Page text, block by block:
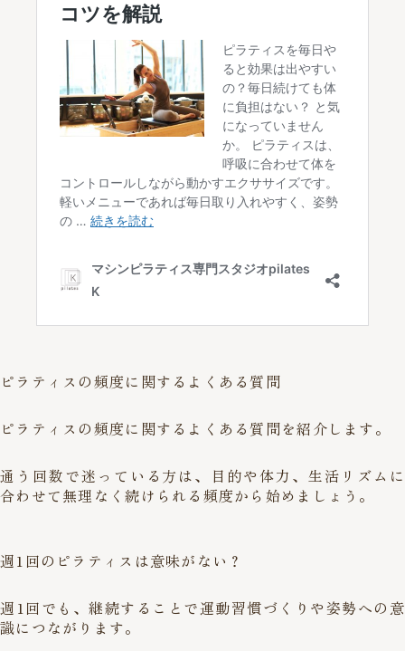
ピラティスの頻度に関するよくある質問
ピラティスの頻度に関するよくある質問を紹介します。
通う回数で迷っている方は、目的や体力、生活リズムに
合わせて無理なく続けられる頻度から始めましょう。
週1回のピラティスは意味がない？
週1回でも、継続することで運動習慣づくりや姿勢への意
識につながります。